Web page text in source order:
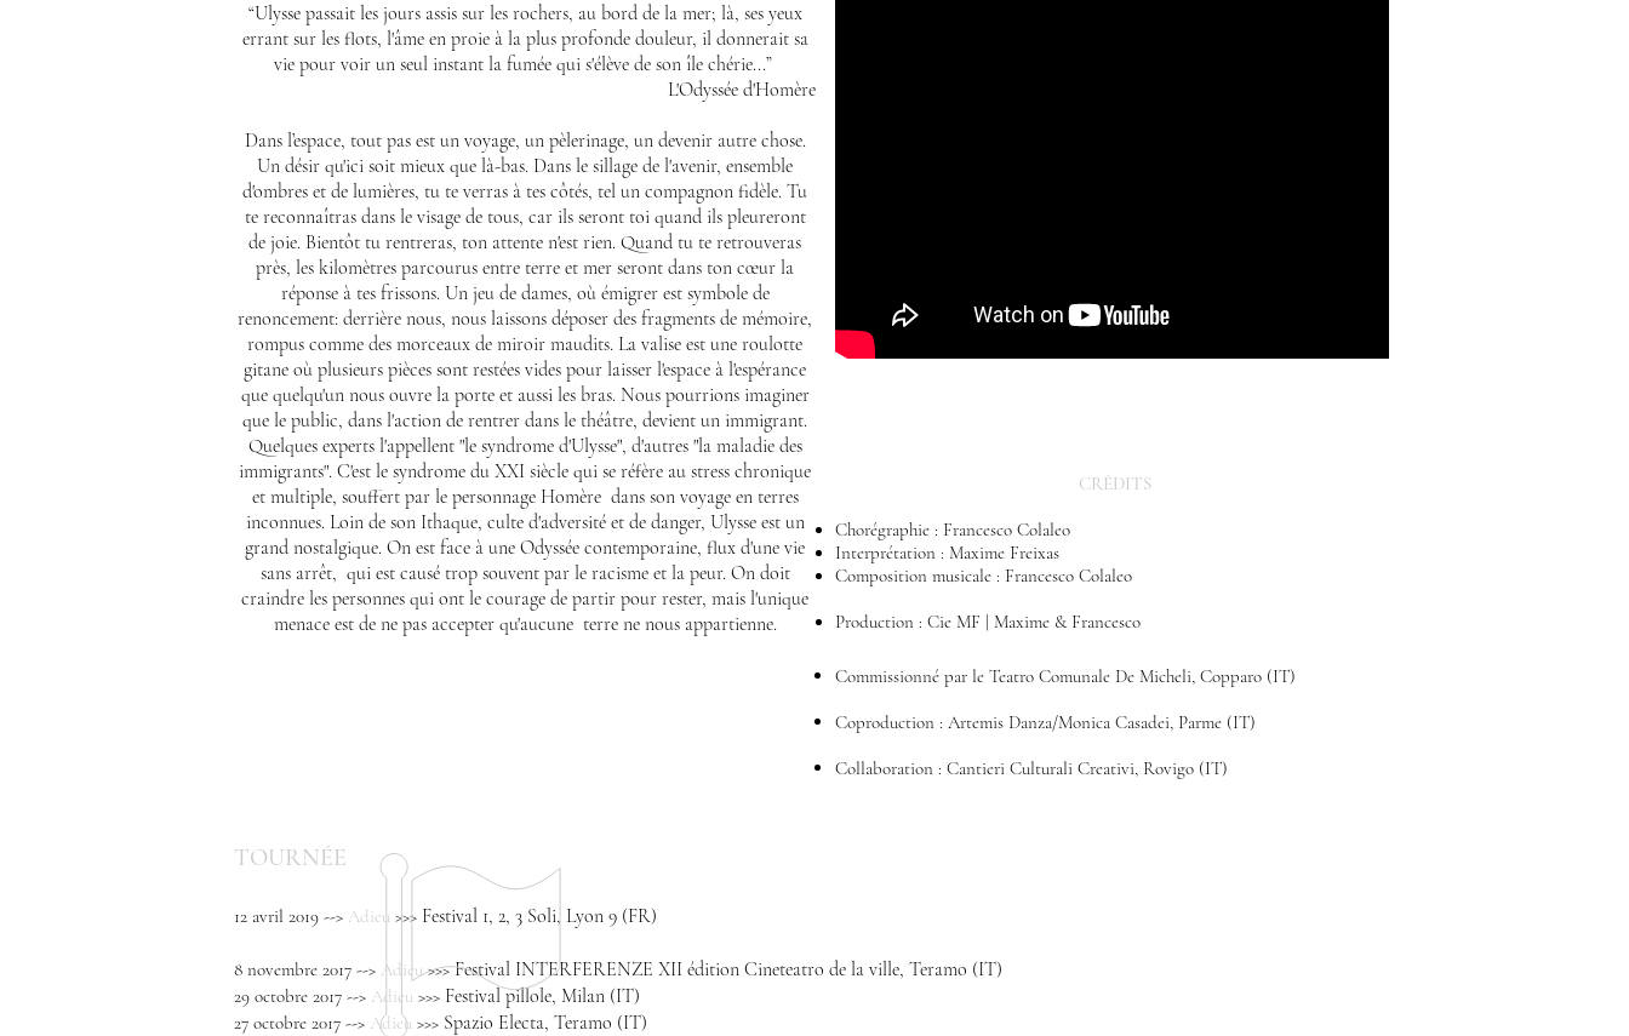
“Ulysse passait les jours assis sur les rochers, au bord de la mer; là, ses yeux
errant sur les flots, l'âme en proie à la plus profonde douleur, il donnerait sa
vie pour voir un seul instant la fumée qui s'élève de son île chérie...”
L'Odyssée d'Homère
Dans l’espace, tout pas est un voyage, un pèlerinage, un devenir autre chose.
Un désir qu'ici soit mieux que là-bas. Dans le sillage de l'avenir, ensemble
d'ombres et de lumières, tu te verras à tes côtés, tel un compagnon fidèle. Tu
te reconnaîtras dans le visage de tous, car ils seront toi quand ils pleureront
de joie. Bientôt tu rentreras, ton attente n'est rien. Quand tu te retrouveras
près, les kilomètres parcourus entre terre et mer seront dans ton cœur la
réponse à tes frissons. Un jeu de dames, où émigrer est symbole de
renoncement: derrière nous, nous laissons déposer des fragments de mémoire,
rompus comme des morceaux de miroir maudits. La valise est une roulotte
gitane où plusieurs pièces sont restées vides pour laisser l'espace à l'espérance
que quelqu'un nous ouvre la porte et aussi les bras. Nous pourrions imaginer
que le public, dans l'action de rentrer dans le théâtre, devient un immigrant.
Quelques experts l'appellent "le syndrome d'Ulysse", d'autres "la maladie des
immigrants". C'est le syndrome du XXI siècle qui se réfère au stress chronique
et multiple, souffert par le personnage Homère dans son voyage en terres
inconnues. Loin de son Ithaque, culte d'adversité et de danger, Ulysse est un
grand nostalgique. On est face à une Odyssée contemporaine, flux d'une vie
sans arrêt, qui est causé trop souvent par le racisme et la peur. On doit
craindre les personnes qui ont le courage de partir pour rester, mais l'unique
menace est de ne pas accepter qu'aucune terre ne nous appartienne.
CRÉDITS
Chorégraphie : Francesco Colaleo
Interprétation : Maxime Freixas ​​
Composition musicale : Francesco Colaleo
Production : Cie MF | Maxime & Francesco
Commissionné par le Teatro Comunale De Micheli, Copparo (IT)
Coproduction : Artemis Danza/Monica Casadei, Parme (IT)
Collaboration : Cantieri Culturali Creativi, Rovigo (IT)
TOURNÉE
12 avril 2019 --> Adieu >>> Festival 1, 2, 3 Soli, Lyon 9 (FR)
8 novembre 2017 --> Adieu>>>Festival INTERFERENZE XII édition Cineteatro de la ville, Teramo (IT)
29 octobre 2017 --> Adieu >>> Festival pillole, Milan (IT)
27 octobre 2017 --> Adieu >>> Spazio Electa, Teramo (IT)